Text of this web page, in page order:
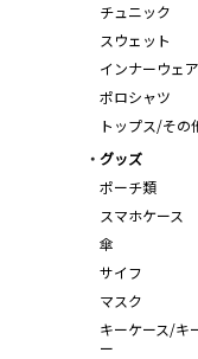
チュニック
スウェット
インナーウェア
ポロシャツ
トップス/その
グッズ
ポーチ類
スマホケース
傘
サイフ
マスク
キーケース/キ
ー